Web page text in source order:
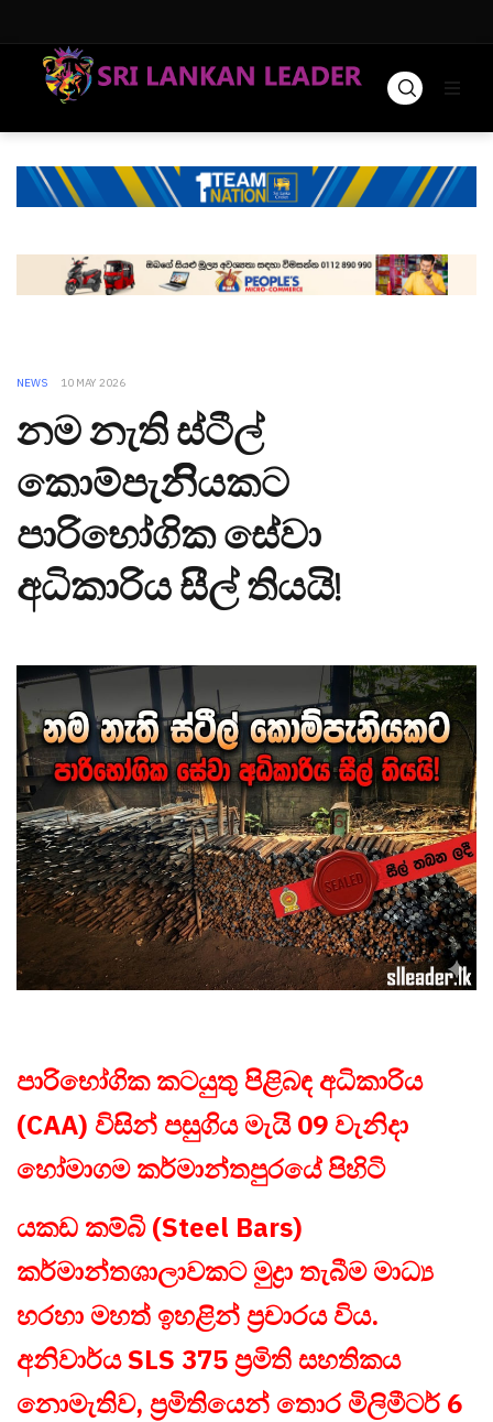
NEWS 10 MAY 2026
නම නැති ස්ටීල්
කොම්පැනිියකට
පාරිභෝගික සේවා
අධිකාරිය සීල් තියයි!
පාරිභෝගික කටයුතු පිළිබඳ අධිකාරිය
(CAA) විසින් පසුගිය මැයි 09 වැනිදා
හෝමාගම කර්මාන්තපුරයේ පිහිටි
යකඩ කම්බි (Steel Bars)
කර්මාන්තශාලාවකට මුද්‍රා තැබීම මාධ්‍ය
හරහා මහත් ඉහළින් ප්‍රචාරය විය.
අනිවාර්ය SLS 375 ප්‍රමිති සහතිකය
නොමැතිව, ප්‍රමිතියෙන් තොර මිලිමීටර් 6